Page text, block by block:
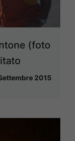
(foto
2015